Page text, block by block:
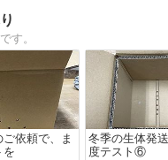
す。
依頼で、ま
を
冬季の生体発
度テスト⑥